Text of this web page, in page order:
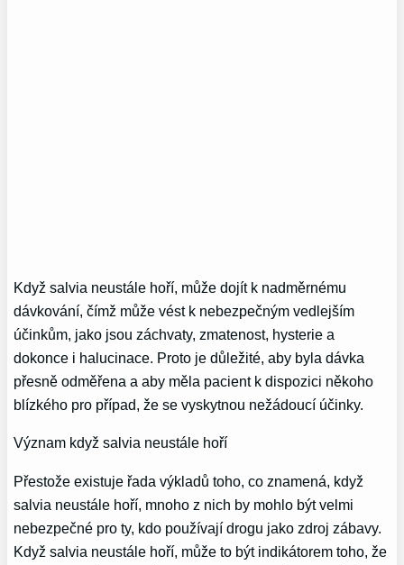
Když salvia neustále hoří, může dojít k nadměrnému
dávkování, čímž může vést k nebezpečným vedlejším
účinkům, jako jsou záchvaty, zmatenost, hysterie a
dokonce i halucinace. Proto je důležité, aby byla dávka
přesně odměřena a aby měla pacient k dispozici někoho
blízkého pro případ, že se vyskytnou nežádoucí účinky.
Význam když salvia neustále hoří
Přestože existuje řada výkladů toho, co znamená, když
salvia neustále hoří, mnoho z nich by mohlo být velmi
nebezpečné pro ty, kdo používají drogu jako zdroj zábavy.
Když salvia neustále hoří, může to být indikátorem toho, že